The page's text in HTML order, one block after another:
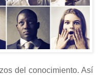
del conocimiento. Así